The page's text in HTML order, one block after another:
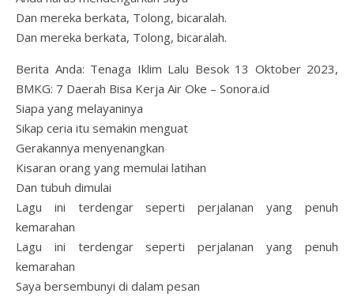
Dan mereka berkata, Tolong, bicaralah.
Dan mereka berkata, Tolong, bicaralah.
Berita Anda: Tenaga Iklim Lalu Besok 13 Oktober 2023,
BMKG: 7 Daerah Bisa Kerja Air Oke – Sonora.id
Siapa yang melayaninya
Sikap ceria itu semakin menguat
Gerakannya menyenangkan
Kisaran orang yang memulai latihan
Dan tubuh dimulai
Lagu ini terdengar seperti perjalanan yang penuh
kemarahan
Lagu ini terdengar seperti perjalanan yang penuh
kemarahan
Saya bersembunyi di dalam pesan